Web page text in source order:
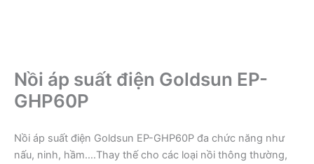
Nồi áp suất điện Goldsun EP-
GHP60P
Nồi áp suất điện Goldsun EP-GHP60P đa chức năng như
nấu, ninh, hầm….Thay thế cho các loại nồi thông thường,